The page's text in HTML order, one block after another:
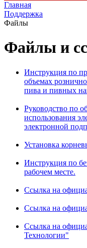
Главная
Поддержка
Файлы
Файлы и
Инструкция по
объемах
пива и пивных
Руководство по
использования
электронной
Установка
Инструкция по
рабочем месте.
Ссылка на
Ссылка на
Ссылка на
Технологии"